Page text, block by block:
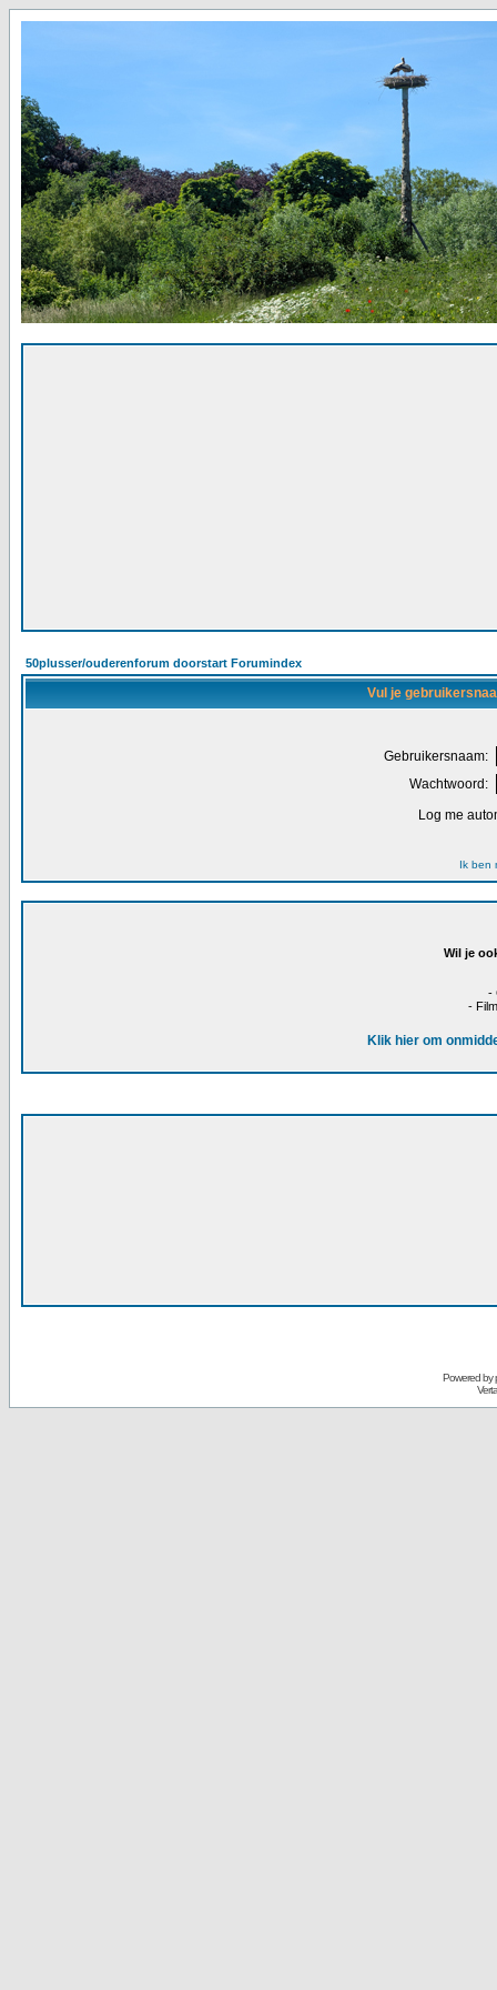
50plusser/ouderenforum doorstart Forumindex
Vul je
Gebruikersnaam:
Wachtwoord:
Log me
Ik ben
Wil je
-
-
Klik hier om
Powered by